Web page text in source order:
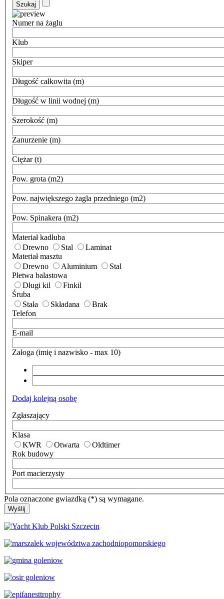
Szukaj
Numer na żaglu
Klub
Skiper
Długość całkowita (m)
Długość w linii wodnej (m)
Szerokość (m)
Zanurzenie (m)
Ciężar (t)
Pow. grota (m2)
Pow. największego żagla przedniego (m2)
Pow. Spinakera (m2)
Materiał kadłuba
Drewno
Stal
Laminat
Materiał masztu
Drewno
Aluminium
Stal
Płetwa balastowa
Długi kil
Finkil
Śruba
Stała
Składana
Brak
Telefon
E-mail
Załoga (imię i nazwisko - max 10)
Dodaj kolejną osobę
Zgłaszający
Klasa
KWR
Otwarta
Oldtimer
Rok budowy
Port macierzysty
Pola oznaczone gwiazdką (*) są wymagane.
Wyślij